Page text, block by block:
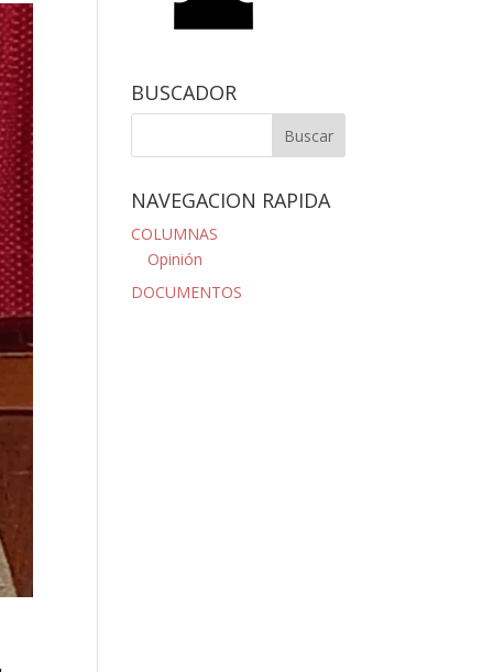
BUSCADOR
NAVEGACION RAPIDA
COLUMNAS
Opinión
DOCUMENTOS